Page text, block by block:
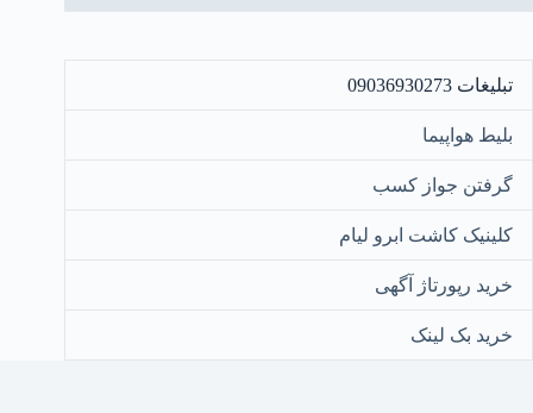
تبلیغات 09036930273
بلیط هواپیما
گرفتن جواز کسب
کلینیک کاشت ابرو لیام
خرید رپورتاژ آگهی
خرید بک لینک